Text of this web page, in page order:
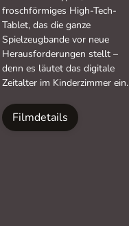
froschförmiges High-Tech-
Tablet, das die ganze
Spielzeugbande vor neue
Herausforderungen stellt –
denn es läutet das digitale
Zeitalter im Kinderzimmer ein.
Filmdetails